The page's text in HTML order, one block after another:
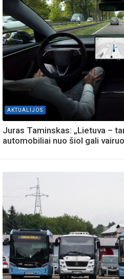
AKTUALIJOS
Juras Taminskas: „Lietuva –
automobiliai nuo šiol gali